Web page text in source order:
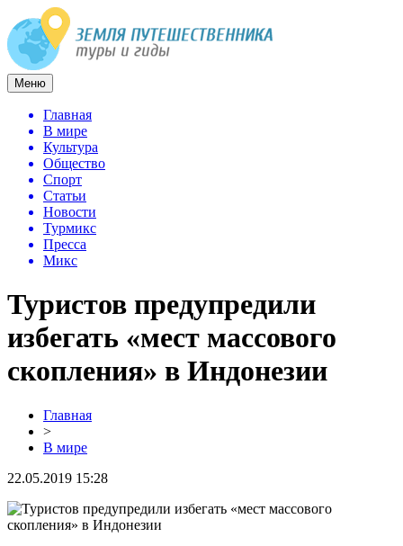
Меню
Главная
В мире
Культура
Общество
Спорт
Статьи
Новости
Турмикс
Пресса
Микс
Туристов предупредили
избегать «мест массового
скопления» в Индонезии
Главная
>
В мире
22.05.2019 15:28